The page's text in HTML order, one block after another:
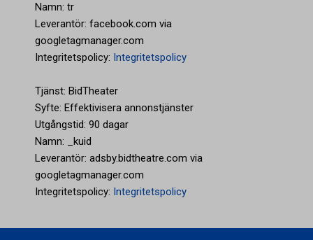
Namn: tr
Leverantör: facebook.com via
googletagmanager.com
Integritetspolicy: Integritetspolicy
Tjänst: BidTheater
Syfte: Effektivisera annonstjänster
Utgångstid: 90 dagar
Namn: _kuid
Leverantör: adsby.bidtheatre.com via
googletagmanager.com
Integritetspolicy: Integritetspolicy